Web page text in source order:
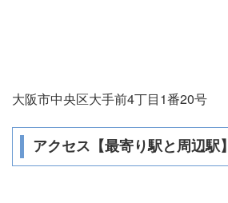
大阪市中央区大手前4丁目1番20号
アクセス【最寄り駅と周辺駅】